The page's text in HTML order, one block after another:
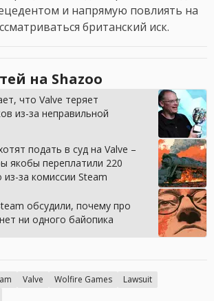
и напрямую повлиять на
британский иск.
на Shazoo
что Valve теряет
из-за неправильной
подать в суд на Valve –
якобы переплатили 220
за комиссии Steam
обсудили, почему про
ни одного байопика
Valve Wolfire Games
Lawsuit